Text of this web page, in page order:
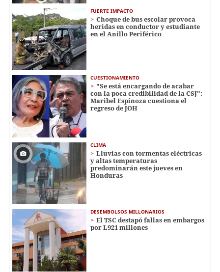
FUERTE IMPACTO
Choque de bus escolar provoca
heridas en conductor y estudiante
en el Anillo Periférico
CUESTIONAMIENTO
"Se está encargando de acabar
con la poca credibilidad de la CSJ":
Maribel Espinoza cuestiona el
regreso de JOH
CLIMA
Lluvias con tormentas eléctricas
y altas temperaturas
predominarán este jueves en
Honduras
DESEMBOLSOS MILLONARIOS
El TSC destapó fallas en embargos
por L921 millones